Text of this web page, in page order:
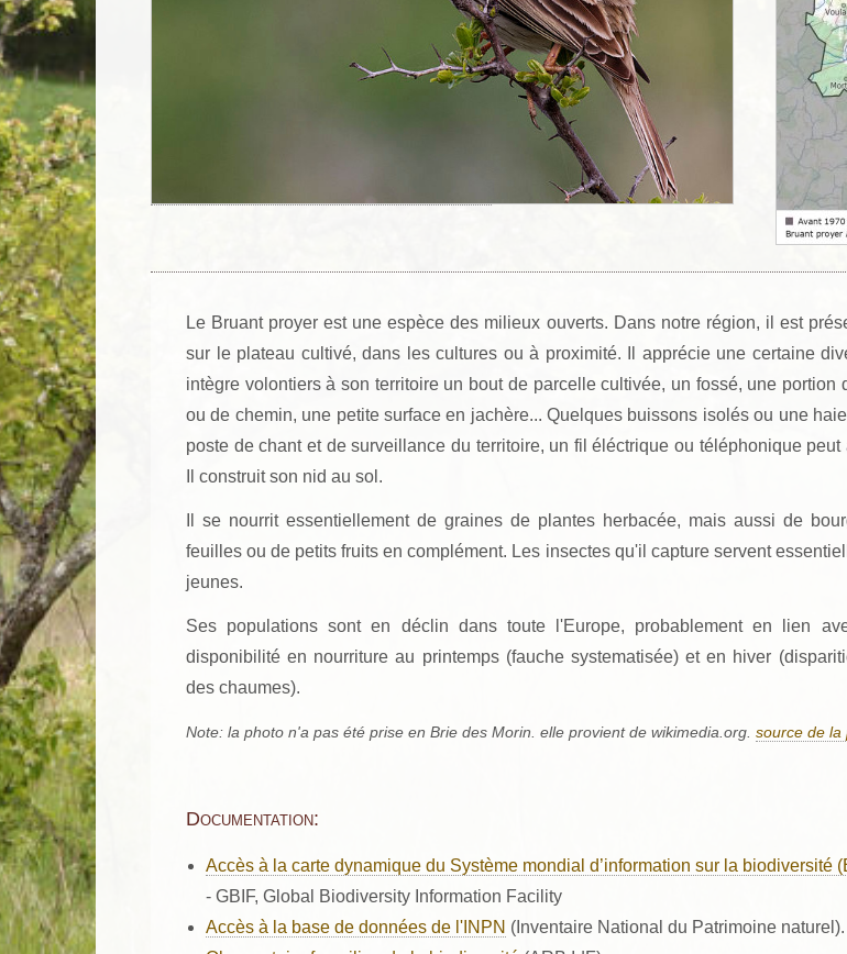
Le Bruant proyer est une espèce des milieux ouverts. Dans notre région, il est
sur le plateau cultivé, dans les cultures ou à proximité. Il apprécie une certaine
intègre volontiers à son territoire un bout de parcelle cultivée, un fossé, une portion
ou de chemin, une petite surface en jachère... Quelques buissons isolés ou une
poste de chant et de surveillance du territoire, un fil éléctrique ou téléphonique
Il construit son nid au sol.
Il se nourrit essentiellement de graines de plantes herbacée, mais aussi de
feuilles ou de petits fruits en complément. Les insectes qu'il capture servent
jeunes.
Ses populations sont en déclin dans toute l'Europe, probablement en lien
disponibilité en nourriture au printemps (fauche systematisée) et en hiver
des chaumes).
Note: la photo n'a pas été prise en Brie des Morin. elle provient de wikimedia.org. source de la
Documentation:
Accès à la carte dynamique du Système mondial d’information sur la biodiversité
- GBIF, Global Biodiversity Information Facility
Accès à la base de données de l'INPN (Inventaire National du Patrimoine naturel).